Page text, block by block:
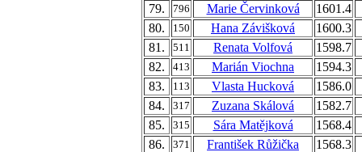
79.
796 Marie Červinková
1601.4
80.
150 Hana Závišková
1600.3
81.
511 Renata Volfová
1598.7
82.
413 Marián Viochna
1594.3
83.
113 Vlasta Hucková
1586.0
84.
317 Zuzana Skálová
1582.7
85.
315 Sára Matějková
1568.4
86.
371 František Růžička
1568.3